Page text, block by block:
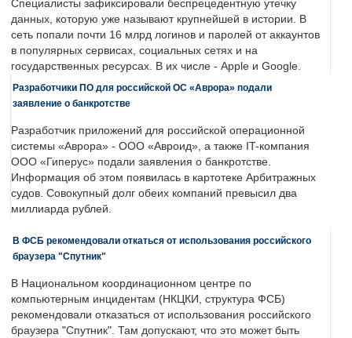
Специалисты зафиксировали беспрецедентную утечку
данных, которую уже называют крупнейшей в истории. В
сеть попали почти 16 млрд логинов и паролей от аккаунтов
в популярных сервисах, социальных сетях и на
государственных ресурсах. В их числе - Apple и Google.
Разработчики ПО для российской ОС «Аврора» подали
заявление о банкротстве
Разработчик приложений для российской операционной
системы «Аврора» - ООО «Авроид», а также IT-компания
ООО «Гиперус» подали заявления о банкротстве.
Информация об этом появилась в картотеке Арбитражных
судов. Совокупный долг обеих компаний превысил два
миллиарда рублей.
В ФСБ рекомендовали откаться от использования российского
браузера "Спутник"
В Национальном координационном центре по
компьютерным инцидентам (НКЦКИ, структура ФСБ)
рекомендовали отказаться от использования российского
браузера "Спутник". Там допускают, что это может быть